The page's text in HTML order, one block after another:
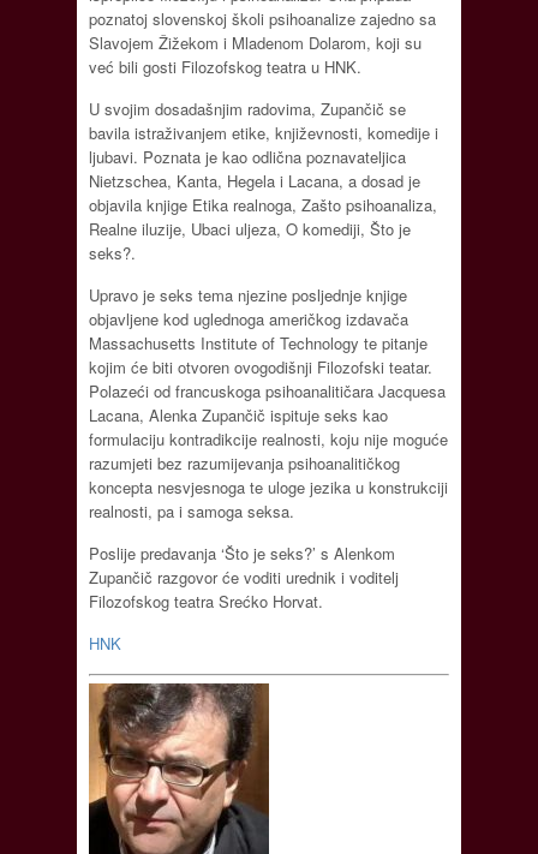
poznatoj slovenskoj školi psihoanalize zajedno sa
Slavojem Žižekom i Mladenom Dolarom, koji su
već bili gosti Filozofskog teatra u HNK.
U svojim dosadašnjim radovima, Zupančič se
bavila istraživanjem etike, književnosti, komedije i
ljubavi. Poznata je kao odlična poznavateljica
Nietzschea, Kanta, Hegela i Lacana, a dosad je
objavila knjige Etika realnoga, Zašto psihoanaliza,
Realne iluzije, Ubaci uljeza, O komediji, Što je
seks?.
Upravo je seks tema njezine posljednje knjige
objavljene kod uglednoga američkog izdavača
Massachusetts Institute of Technology te pitanje
kojim će biti otvoren ovogodišnji Filozofski teatar.
Polazeći od francuskoga psihoanalitičara Jacquesa
Lacana, Alenka Zupančič ispituje seks kao
formulaciju kontradikcije realnosti, koju nije moguće
razumjeti bez razumijevanja psihoanalitičkog
koncepta nesvjesnoga te uloge jezika u konstrukciji
realnosti, pa i samoga seksa.
Poslije predavanja ‘Što je seks?’ s Alenkom
Zupančič razgovor će voditi urednik i voditelj
Filozofskog teatra Srećko Horvat.
HNK